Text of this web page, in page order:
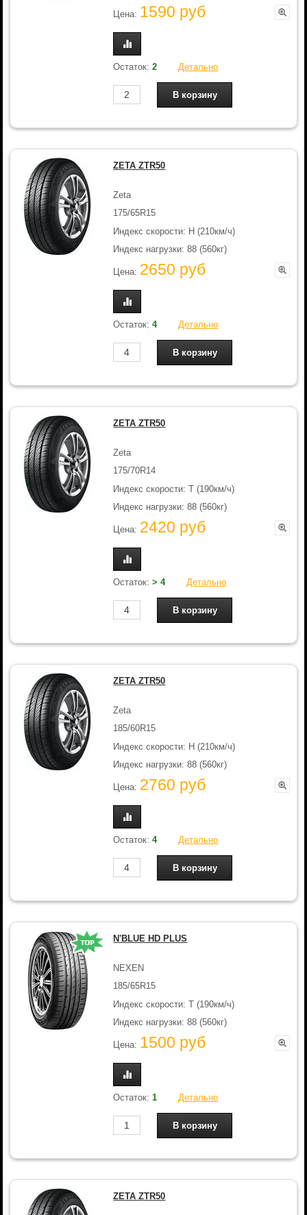
Цена: 1590 руб
Остаток:2 Детально
ZETA ZTR50
Zeta
175/65R15
Индекс скорости: H (210км/ч)
Индекс нагрузки: 88 (560кг)
Цена: 2650 руб
Остаток:4 Детально
ZETA ZTR50
Zeta
175/70R14
Индекс скорости: T (190км/ч)
Индекс нагрузки: 88 (560кг)
Цена: 2420 руб
Остаток:> 4 Детально
ZETA ZTR50
Zeta
185/60R15
Индекс скорости: H (210км/ч)
Индекс нагрузки: 88 (560кг)
Цена: 2760 руб
Остаток:4 Детально
N'BLUE HD PLUS
NEXEN
185/65R15
Индекс скорости: T (190км/ч)
Индекс нагрузки: 88 (560кг)
Цена: 1500 руб
Остаток: 1 Детально
ZETA ZTR50